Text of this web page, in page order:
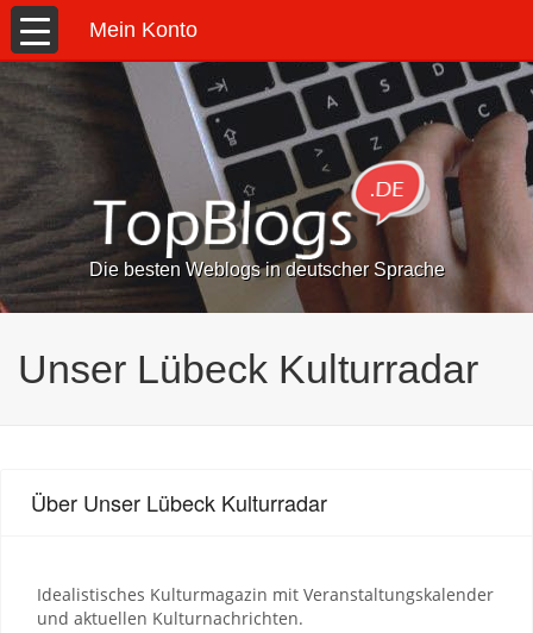
Mein Konto
Die besten Weblogs in deutscher Sprache
Unser Lübeck Kulturradar
Über Unser Lübeck Kulturradar
Idealistisches Kulturmagazin mit Veranstaltungskalender
und aktuellen Kulturnachrichten.